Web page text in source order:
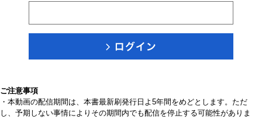
ご注意事項
・本動画の配信期間は、本書最新刷発行日よ5年間をめどとします。ただ
し、予期しない事情によりその期間内でも配信を停止する可能性がありま